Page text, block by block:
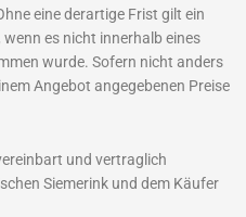
eine derartige Frist gilt ein
es nicht innerhalb eines
wurde. Sofern nicht anders
Angebot angegebenen Preise
und vertraglich
Siemerink und dem Käufer